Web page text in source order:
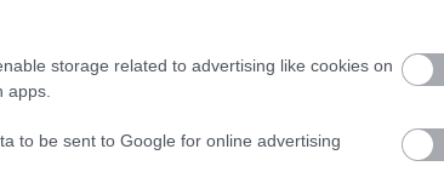
storage related to advertising like cookies on
apps.
to be sent to Google for online advertising
Gradiva -
York - Roma)
Az iskolai
folyóirat.